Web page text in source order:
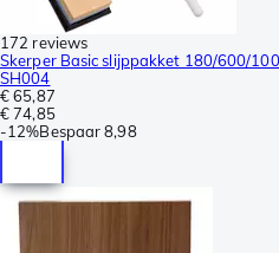
172 reviews
Skerper Basic slijppakket 180/600/
SH004
€ 65,87
€ 74,85
-12%Bespaar 8,98